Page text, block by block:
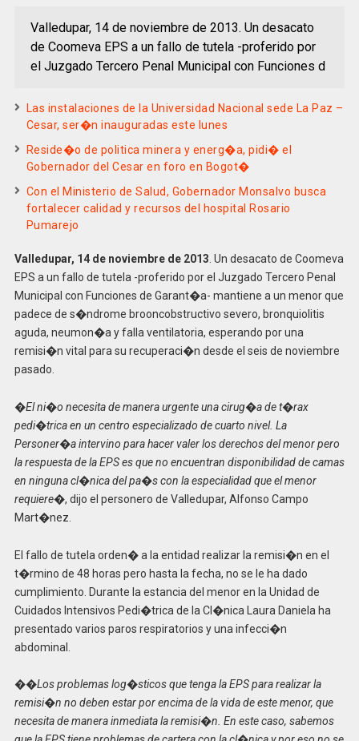
Valledupar, 14 de noviembre de 2013. Un desacato
de Coomeva EPS a un fallo de tutela -proferido por
el Juzgado Tercero Penal Municipal con Funciones d
Las instalaciones de la Universidad Nacional sede La Paz –
Cesar, ser�n inauguradas este lunes
Reside�o de politica minera y energ�a, pidi� el
Gobernador del Cesar en foro en Bogot�
Con el Ministerio de Salud, Gobernador Monsalvo busca
fortalecer calidad y recursos del hospital Rosario
Pumarejo
Valledupar, 14 de noviembre de 2013 . Un desacato de Coomeva
EPS a un fallo de tutela -proferido por el Juzgado Tercero Penal
Municipal con Funciones de Garant�a- mantiene a un menor que
padece de s�ndrome brooncobstructivo severo, bronquiolitis
aguda, neumon�a y falla ventilatoria, esperando por una
remisi�n vital para su recuperaci�n desde el seis de noviembre
pasado.
�El ni�o necesita de manera urgente una cirug�a de t�rax
pedi�trica en un centro especializado de cuarto nivel. La
Personer�a intervino para hacer valer los derechos del menor pero
la respuesta de la EPS es que no encuentran disponibilidad de camas
en ninguna cl�nica del pa�s con la especialidad que el menor
requiere�, dijo el personero de Valledupar, Alfonso Campo
Mart�nez.
El fallo de tutela orden� a la entidad realizar la remisi�n en el
t�rmino de 48 horas pero hasta la fecha, no se le ha dado
cumplimiento. Durante la estancia del menor en la Unidad de
Cuidados Intensivos Pedi�trica de la Cl�nica Laura Daniela ha
presentado varios paros respiratorios y una infecci�n
abdominal.
��Los problemas log�sticos que tenga la EPS para realizar la
remisi�n no deben estar por encima de la vida de este menor, que
necesita de manera inmediata la remisi�n. En este caso, sabemos